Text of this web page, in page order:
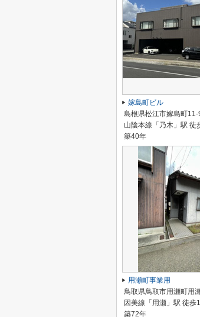
嫁島町ビル
島根県松江市嫁島町11-
山陰本線「乃木」駅 徒
築40年
用瀬町事業用
鳥取県鳥取市用瀬町用
因美線「用瀬」駅 徒歩
築72年